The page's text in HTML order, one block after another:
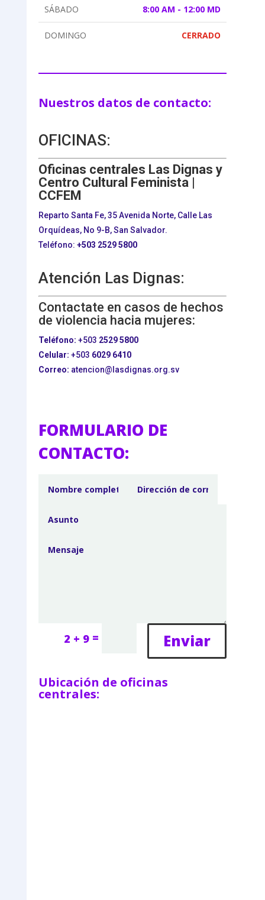
SÁBADO 8:00 AM - 12:00 MD
DOMINGO CERRADO
Nuestros datos de contacto:
OFICINAS:
Oficinas centrales Las Dignas y
Centro Cultural Feminista |
CCFEM
Reparto Santa Fe, 35 Avenida Norte, Calle Las
Orquídeas, No 9-B, San Salvador.
Teléfono: +503 2529 5800
Atención Las Dignas:
Contactate en casos de hechos
de violencia hacia mujeres:
Teléfono: +503 2529 5800
Celular: +503 6029 6410
Correo: atencion@lasdignas.org.sv
FORMULARIO DE
CONTACTO:
2 + 9 = Enviar
Ubicación de oficinas
centrales: